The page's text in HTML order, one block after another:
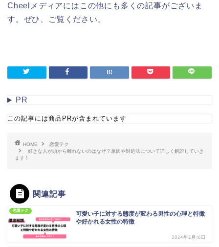
Cheelメディアにはこの他にも多くの記事がございま
す。ぜひ、ご覧ください。
PR
この記事には商品PRが含まれています
HOME
恋愛テク
好きな人が頭から離れないのはなぜ？原因や対処法について詳しく解説していき
ます！
関連記事
恋愛テク
可愛い子に対する態度が変わる男性の心理と特徴
や好かれる女性の特徴
2024年2月16日